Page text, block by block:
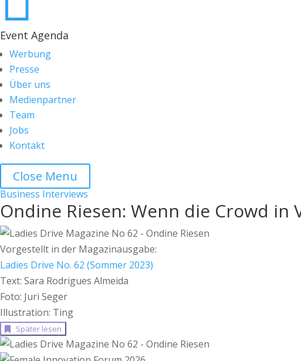
Event Agenda
Werbung
Presse
Über uns
Medienpartner
Team
Jobs
Kontakt
Close Menu
Business Interviews
Ondine Riesen: Wenn die Crowd in
Vorgestellt in der Magazinausgabe:
Ladies Drive No. 62 (Sommer 2023)
Text: Sara Rodrigues Almeida
Foto: Juri Seger
Illustration: Ting
Später lesen